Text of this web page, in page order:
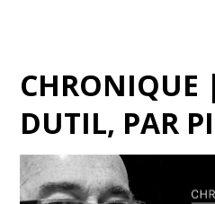
CHRONIQUE
DUTIL, PAR